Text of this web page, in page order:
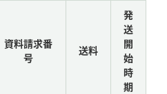
資料請求番
号
送料
発
送
開
始
時
期